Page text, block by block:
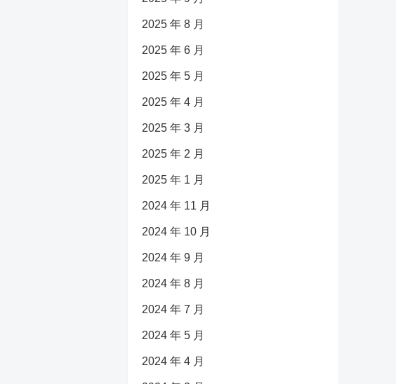
2025 年 8 月
2025 年 6 月
2025 年 5 月
2025 年 4 月
2025 年 3 月
2025 年 2 月
2025 年 1 月
2024 年 11 月
2024 年 10 月
2024 年 9 月
2024 年 8 月
2024 年 7 月
2024 年 5 月
2024 年 4 月